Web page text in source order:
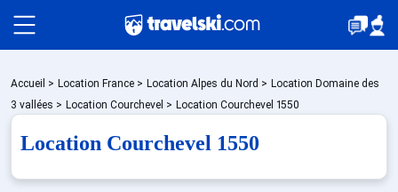
Packages
🚆Train de nuit
Accueil > Location France > Location Alpes du Nord > Location Domaine des
3 vallées > Location Courchevel > Location Courchevel 1550
Location Courchevel 1550